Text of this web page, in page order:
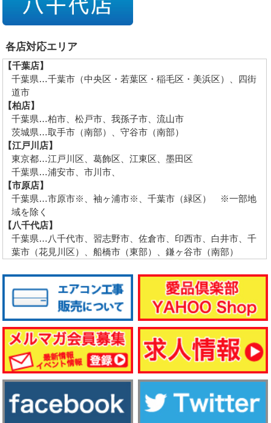
各店対応エリア
【千葉店】
千葉県…千葉市（中央区・若葉区・稲毛区・美浜区）、四街
道市
【柏店】
千葉県…柏市、松戸市、我孫子市、流山市
茨城県…取手市（南部）、守谷市（南部）
【江戸川店】
東京都…江戸川区、葛飾区、江東区、墨田区
千葉県…浦安市、市川市、
【市原店】
千葉県…市原市※、袖ヶ浦市※、千葉市（緑区） ※一部地
域を除く
【八千代店】
千葉県…八千代市、習志野市、佐倉市、印西市、白井市、千
葉市（花見川区）、船橋市（東部）、鎌ヶ谷市（南部）